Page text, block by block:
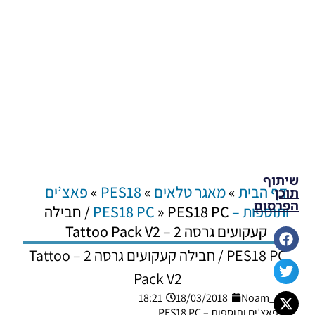
דף הבית »מאגר טלאים »
PES18
» פאצ’ים
ותוספות – PES18 PC
»
PES18 PC / חבילה
קעקועים גרסה 2 – Tattoo Pack V2
PES18 PC / חבילה קעקועים גרסה 2 – Tattoo
Pack V2
Noam_r
18/03/2018
18:21
שיתוף
תוכן
הפרסום